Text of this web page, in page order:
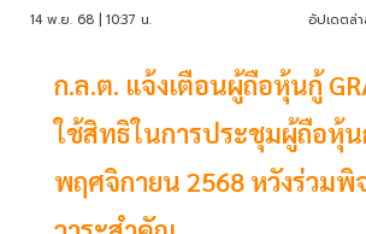
14 พ.ย. 68 | 10:37 น. อัปเดตล่
ก.ล.ต. แจ้งเตือนผู้ถือหุ้นกู้
ใช้สิทธิในการประชุมผู้ถือหุ้
พฤศจิกายน 2568 หวังร่วมพิ